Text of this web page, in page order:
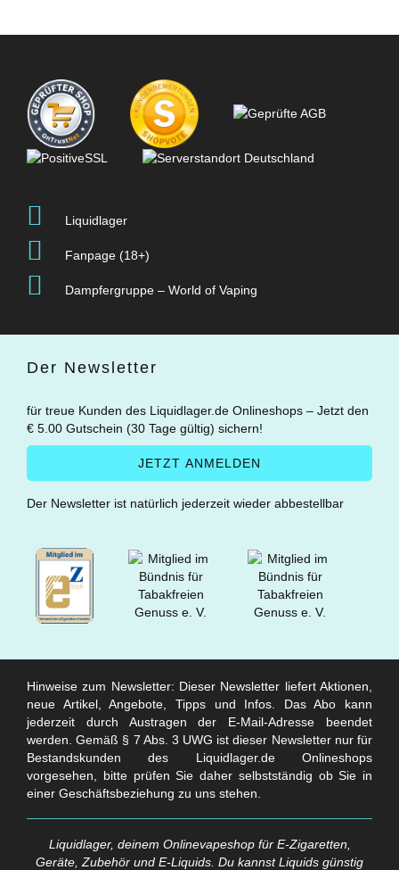
Liquidlager
Fanpage (18+)
Dampfergruppe – World of Vaping
Der Newsletter
für treue Kunden des Liquidlager.de Onlineshops – Jetzt den
€ 5.00 Gutschein (30 Tage gültig) sichern!
Der Newsletter ist natürlich jederzeit wieder abbestellbar
Hinweise zum Newsletter: Dieser Newsletter liefert Aktionen,
neue Artikel, Angebote, Tipps und Infos. Das Abo kann
jederzeit durch Austragen der E-Mail-Adresse beendet
werden. Gemäß § 7 Abs. 3 UWG ist dieser Newsletter nur für
Bestandskunden des Liquidlager.de Onlineshops
vorgesehen, bitte prüfen Sie daher selbstständig ob Sie in
einer Geschäftsbeziehung zu uns stehen.
Liquidlager, deinem Onlinevapeshop für E-Zigaretten,
Geräte, Zubehör und E-Liquids. Du kannst Liquids günstig